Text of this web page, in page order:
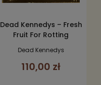
Dead Kennedys – Fresh
Fruit For Rotting
Dead Kennedys
110,00 zł